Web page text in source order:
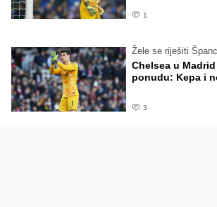
1
Žele se riješiti
Chelsea u
ponudu: Kepa i
3